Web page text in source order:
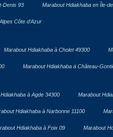
Denis 93 Marabout Hdiakhaba en Île-
Côte d’Azur
Marabout Hdiakhaba à Cholet 49300
Marabout Hdiakhaba à Château-
à Agde 34300 Marabout
Hdiakhaba à Narbonne 11100
Hdiakhaba à Foix 09 Marabout